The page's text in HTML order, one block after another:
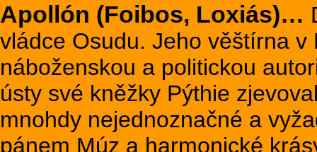
Apollón (Foibos, Loxiás)…
vládce Osudu. Jeho věštírna
náboženskou a politickou
ústy své kněžky Pýthie
mnohdy nejednoznačné a
pánem Múz a harmonické